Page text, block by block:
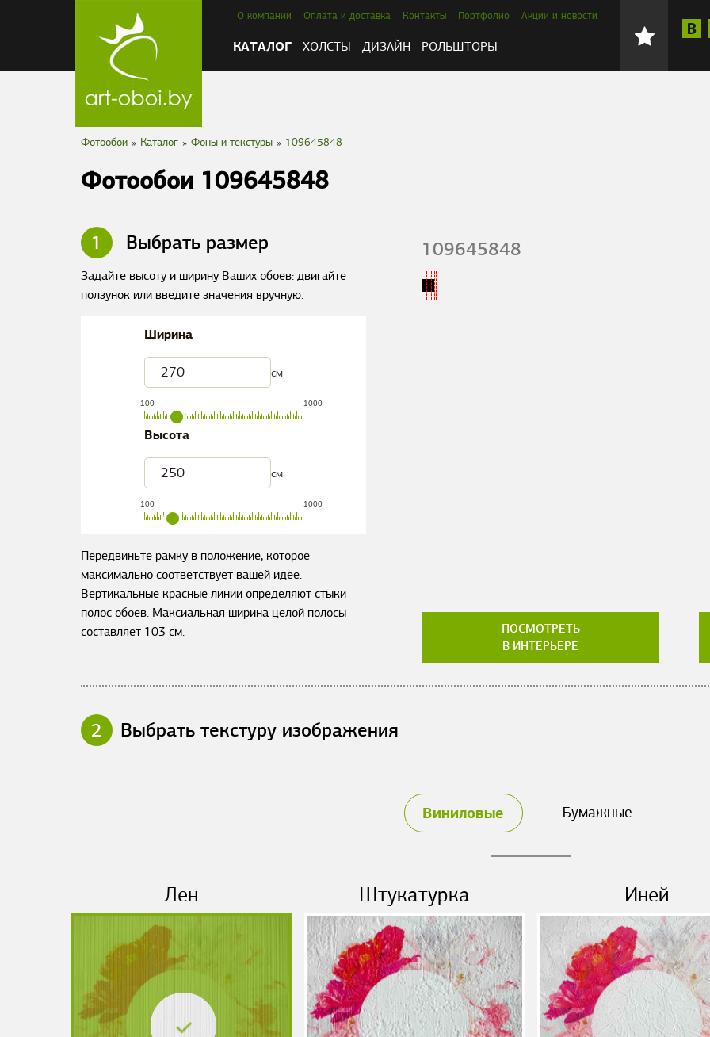
О компании Оплата и доставка Контакты Портфолио Акции и новости
КАТАЛОГ ХОЛСТЫ ДИЗАЙН РОЛЬШТОРЫ
Фотообои » Каталог » Фоны и текстуры » 109645848
Фотообои 109645848
1 Выбрать размер
Задайте высоту и ширину Ваших обоев: двигайте
ползунок или введите значения вручную.
Ширина
см
100 1000
Высота
см
100 1000
Передвиньте рамку в положение, которое
максимально соответствует вашей идее.
Вертикальные красные линии определяют стыки
полос обоев. Максиальная ширина целой полосы
составляет 103 см.
109645848
ПОСМОТРЕТЬ
В ИНТЕРЬЕРЕ
2 Выбрать текстуру изображения
Виниловые Бумажные
Лен Штукатурка Иней